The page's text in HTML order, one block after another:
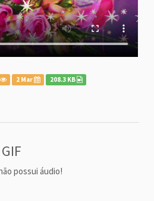
2 Mar 208.3 KB
possui áudio!